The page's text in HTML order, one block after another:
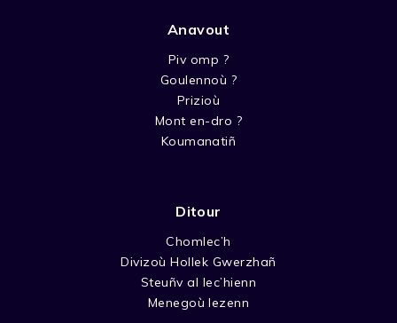
Anavout
Piv omp ?
Goulennoù ?
Prizioù
Mont en-dro ?
Koumanatiñ
Ditour
Chomlec’h
Divizoù Hollek Gwerzhañ
Steuñv al lec’hienn
Menegoù lezenn